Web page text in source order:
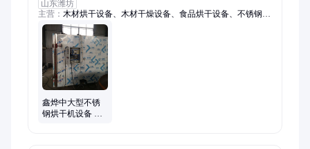
山东潍坊
主营： 木材烘干设备、木材干燥设备、食品烘干设备、不锈钢海
鲜烘干机、金银花烘干设备、干燥设备
鑫烨中大型不锈
钢烘干机设备 海